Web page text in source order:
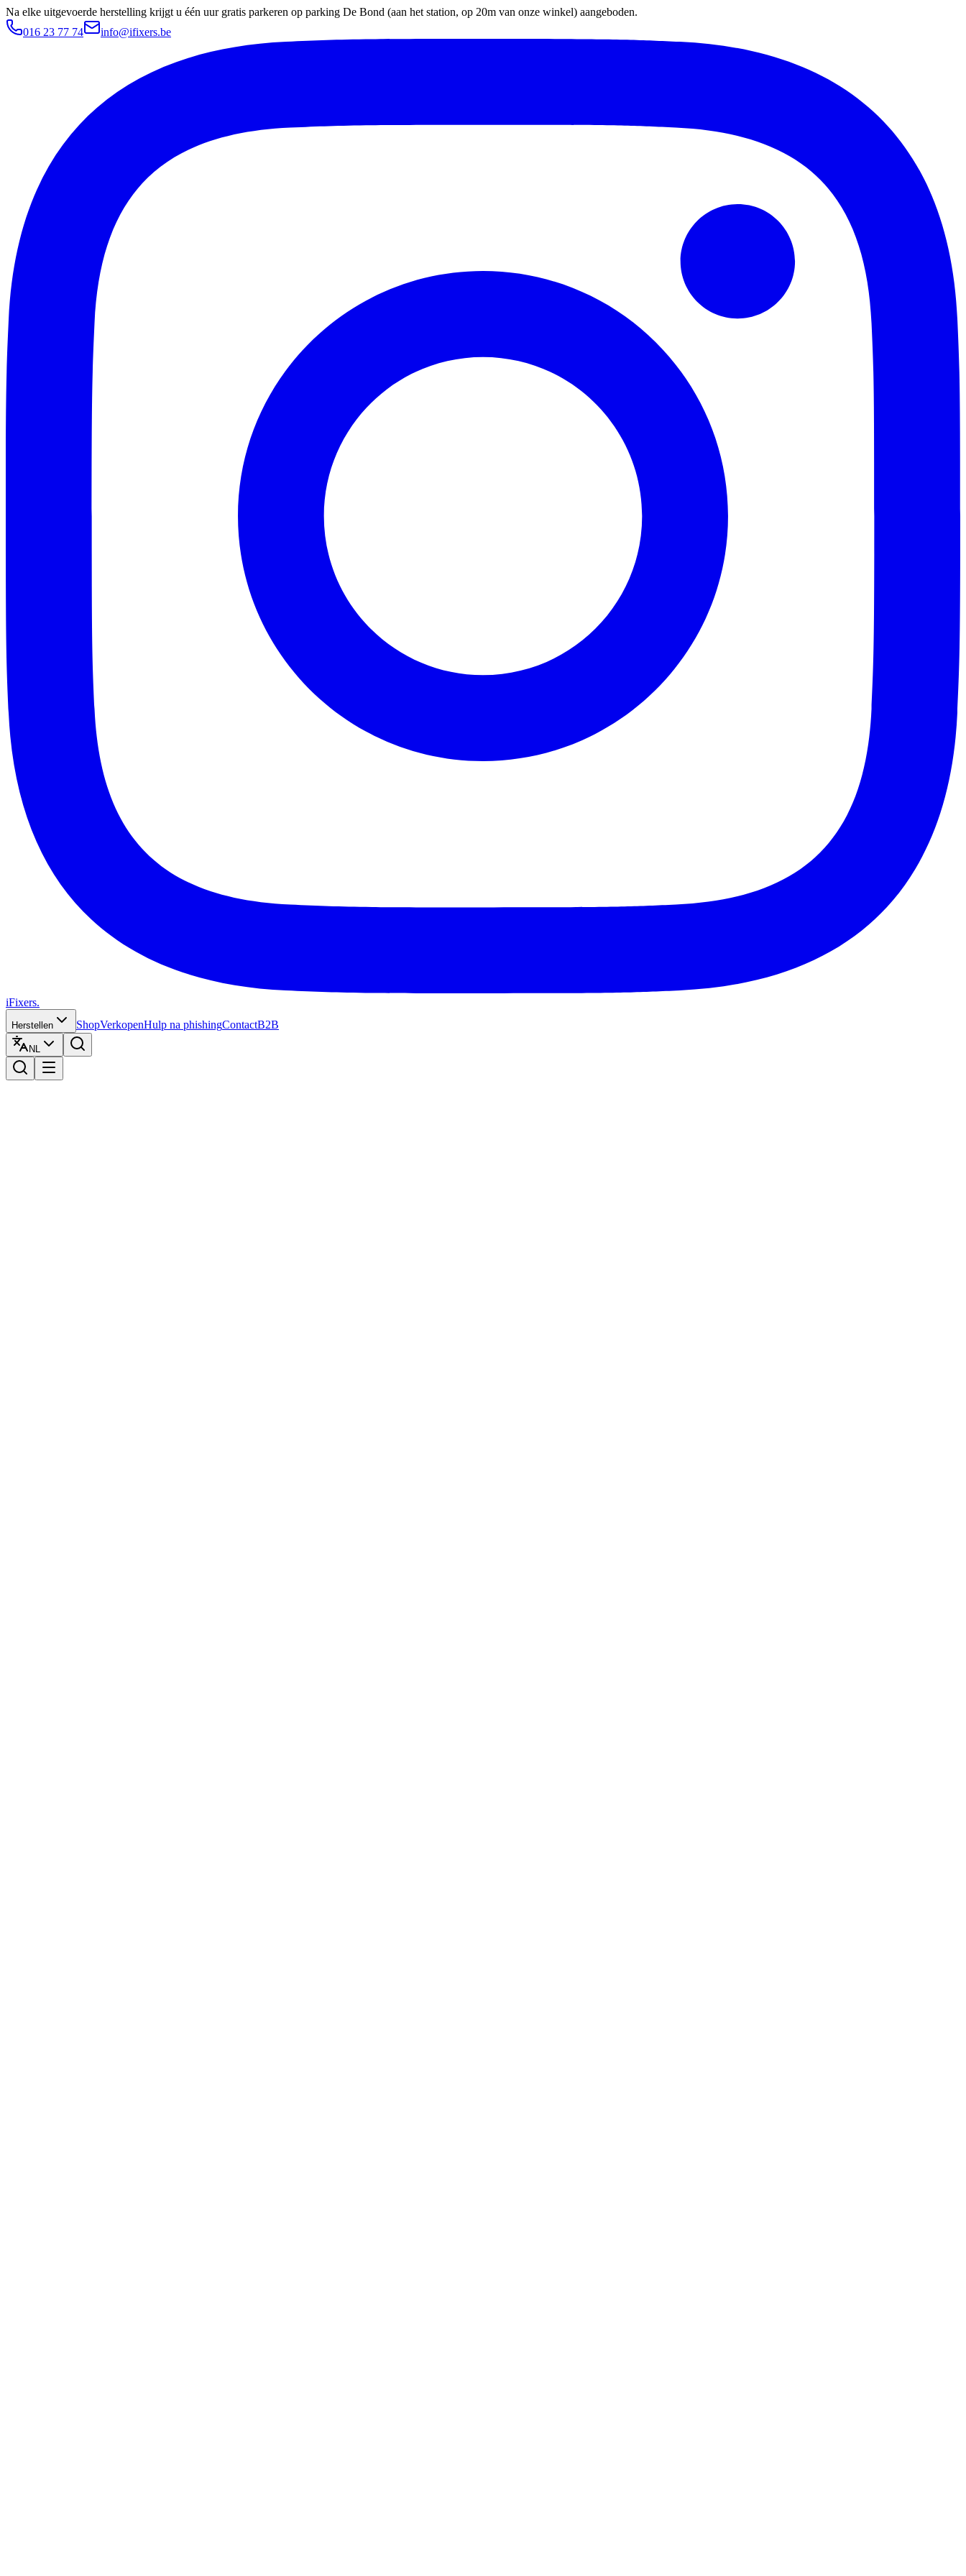
Na elke uitgevoerde herstelling krijgt u één uur gratis parkeren op parking De Bond (aan het station, op 20m van onze winkel) aangeboden.
016 23 77 74
info@ifixers.be
iFixers.
Herstellen ShopVerkopenHulp na phishingContactB2B
NL